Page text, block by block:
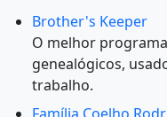
Brother's Keeper
O melhor
genealógicos,
trabalho.